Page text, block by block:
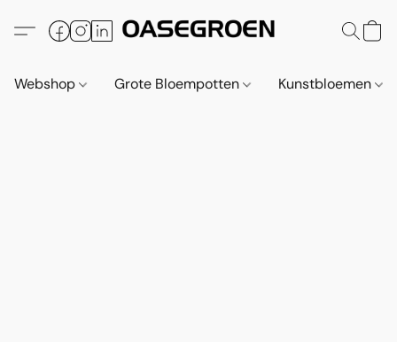
Webshop Grote Bloempotten Kunstbloemen